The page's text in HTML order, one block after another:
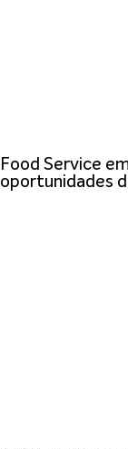
Food Service
oportunidades